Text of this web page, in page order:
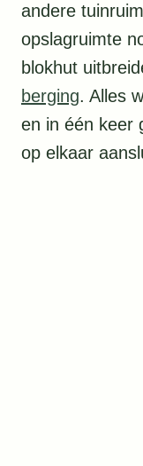
andere
opslagruimte
blokhut
berging. Alles
en in één keer
op elkaar